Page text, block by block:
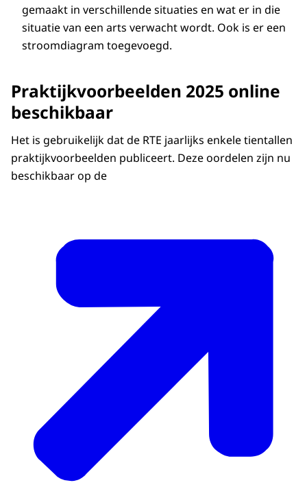
gemaakt in verschillende situaties en wat er in die
situatie van een arts verwacht wordt. Ook is er een
stroomdiagram toegevoegd.
Praktijkvoorbeelden 2025 online
beschikbaar
Het is gebruikelijk dat de RTE jaarlijks enkele tientallen
praktijkvoorbeelden publiceert. Deze oordelen zijn nu
beschikbaar op de